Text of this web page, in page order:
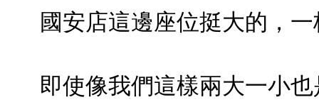
國安店這邊座位挺大的，
即使像我們這樣兩大一小